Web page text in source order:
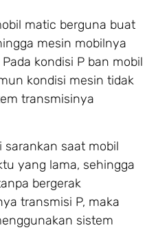
matic berguna buat
mesin mobilnya
kondisi P ban mobil
kondisi mesin tidak
transmisinya
sarankan saat mobil
yang lama, sehingga
bergerak
transmisi P, maka
sistem